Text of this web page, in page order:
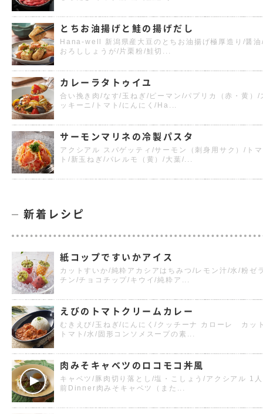
とちお油揚げと鮭の揚げだし
Hana-well 新潟県産大豆のとちお油揚げ極厚造り/醤
おろししょうが/片栗粉/鮭切...
カレーラタトゥイユ
合い挽き肉/なす/玉ねぎ/ピーマン/パプリカ（赤・黄）/
ッキーニ/トマト/にんにく/Ha...
サーモンマリネの冷製パスタ
アクシアル スパゲッティ/サーモン（刺身用サク）/トマ
ト/新玉ねぎ/パレルモ（黄）/大葉/...
新着レシピ
紙コップですいかアイス
カットすいか/純粋アカシアはちみつ/レモン汁/水/粉ゼ
チン/チョコチップ/キウイ/純粋ア...
えびのトマトクリームカレー
むきえび/玉ねぎ/にんにく/クッチーナ カローレ カッ
トマト/水/固形コンソメスープの素...
肉みそキャベツのロコモコ丼風
キャベツ/豚肉切り落とし/塩・こしょう/アクシアル 1人
前Dinner肉みそキャベツ（また...